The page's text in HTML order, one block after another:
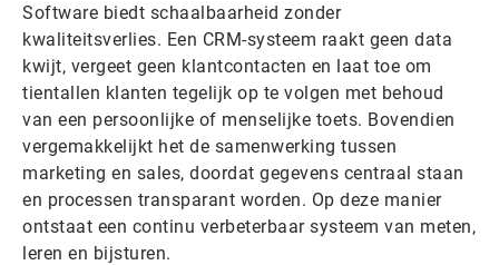
Software biedt schaalbaarheid zonder
kwaliteitsverlies. Een CRM-systeem raakt geen data
kwijt, vergeet geen klantcontacten en laat toe om
tientallen klanten tegelijk op te volgen met behoud
van een persoonlijke of menselijke toets. Bovendien
vergemakkelijkt het de samenwerking tussen
marketing en sales, doordat gegevens centraal staan
en processen transparant worden. Op deze manier
ontstaat een continu verbeterbaar systeem van meten,
leren en bijsturen.